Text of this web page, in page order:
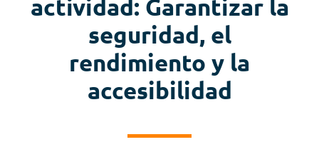
actividad: Garantizar la
seguridad, el
rendimiento y la
accesibilidad